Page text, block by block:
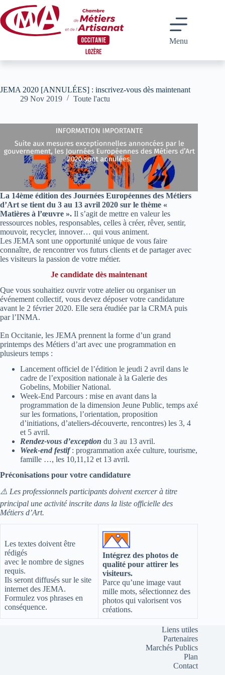
au
contenu
Menu
JEMA 2020 [ANNULÉES] : inscrivez-vous dès maintenant
29 Nov 2019
Toute l'actu
La 14ème édition des Journées Européennes des Métiers
d’Art se tient du 3 au 13 avril 2020 sur le thème «
Matières à l’œuvre ». Il s’agit de mettre en valeur les
ressources nobles, responsables, celles à créer, rêver, sentir,
mouvoir, recycler, innover… qui vous animent.
Les JEMA sont une opportunité unique de vous faire
connaître, de rencontrer vos futurs clients et de partager avec
les visiteurs la passion de votre métier.
Je candidate dès maintenant
Que vous souhaitiez ouvrir votre atelier ou organiser un
événement collectif, vous devez déposer votre candidature
avant le 2 février 2020. Elle sera étudiée par la CRMA puis
par l’INMA.
En Occitanie, les JEMA prennent la forme d’un grand
printemps des Métiers d’art avec une programmation en
plusieurs temps :
Lancement officiel de l’édition le jeudi 2 avril dans le
cadre de l’exposition nationale à la Galerie des
Gobelins, Mobilier National.
Week-End Parcours : mise en avant dans la
programmation de la dimension Jeune Public, temps axé
sur les formations, l’orientation, proposition
d’initiations, d’ateliers-découverte, rencontres) les 3, 4
et 5 avril.
Rendez-vous d’exception du 3 au 13 avril.
Week-end festif : programmation axée culture, tourisme,
famille …, les 10,11,12 et 13 avril.
Préconisations pour votre candidature
⚠️ Les professionnels participants doivent exercer à titre
principal une activité inscrite dans la liste officielle des
Métiers d’Art.
Les textes doivent être
rédigés
avec le nombre de signes
requis.
Ils seront diffusés sur le site
internet des JEMA.
Formulez vos phrases en
conséquence.
Intégrez des photos de
qualité pour attirer les
visiteurs.
Parce qu’une image vaut
mille mots, sélectionnez des
photos qui valorisent vos
créations.
Liens utiles
Partenaires
Marchés Publics
Plan
Contact